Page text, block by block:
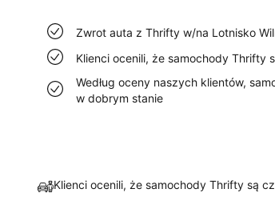
Zwrot auta z Thrifty w/na Lotnisko
Klienci ocenili, że samochody Thrifty
Według oceny naszych klientów,
w dobrym stanie
Klienci ocenili, że samochody Thrifty są